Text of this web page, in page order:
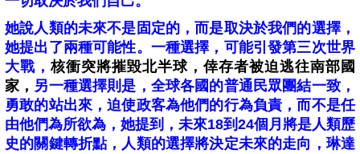
她說人類的未來不是固定的，而是取決於我們的選擇，
她提出了兩種可能性。一種選擇，可能引發第三次世界
大戰，核衝突將摧毀北半球，倖存者被迫逃往南部國
家， 另一種選擇則是，全球各國的普通民眾團結一致，
勇敢的站出來，迫使政客為他們的行為負責，而不是任
由他們為所欲為，她提到，未來18到24個月將是人類歷
史的關鍵轉折點，人類的選擇將決定未來的走向，琳達